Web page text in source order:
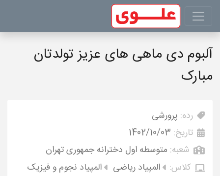
آلبوم دی ماهی های عزیز تولدتان
مبارک
رده: پرورشی
تاریخ: 1402/10/03
شعبه: متوسطه اول دخترانه جمهوری تهران
کلاس:
المپیاد ریاضی
المپیاد نجوم و فیزیک